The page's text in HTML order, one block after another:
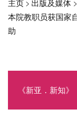
主页> 出版及媒体 >
本院教职员获国家
助
《新亚．新知》